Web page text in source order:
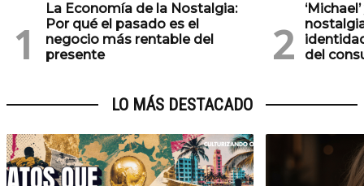
La Economía de la Nostalgia:
Por qué el pasado es el
negocio más rentable del
presente
del
LO MÁS DESTACADO